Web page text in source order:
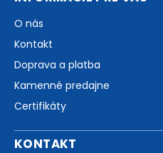
O nás
Kontakt
Doprava a platba
Kamenné predajne
Certifikáty
KONTAKT